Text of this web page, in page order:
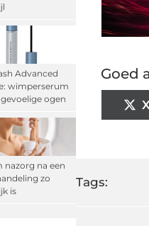
Advanced
wimperserum
ogen
nazorg na een
zo
is
Goed
Tags: